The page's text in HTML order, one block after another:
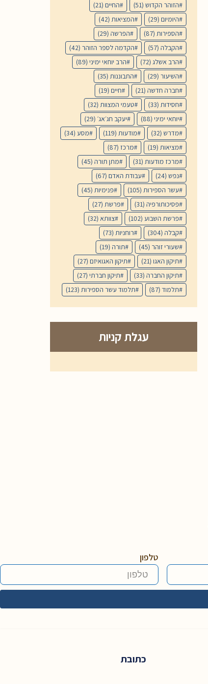
הזוהר הקדוש (51) החיים (21)
היומיום (29) המציאות (42)
הספירות (87) הפרשה (29)
הקבלה (57) הקדמה לספר הזוהר (42)
הרב אשלג (72) הרב יוחאי ימיני (89)
השיעור (29) התבוננות (35)
חברה חדשה (21) חיים (19)
חסידות (33) טעמי המצוות (32)
יוחאי ימיני (88) יעקב חג׳אג׳ (29)
מדרש (32) מודעות (119) מסע (34)
מציאות (19) מרכז (87)
מרכז מודעות (31) מתן תורה (45)
נפש (24) עבודת האדם (67)
עשר הספירות (105) פנימיות (45)
פסיכותורפיה (31) פרשת (27)
פרשת השבוע (102) צוותא (32)
קבלה (304) רוחניות (73)
שעורי זוהר (45) תורה (19)
תיקון האגו (21) תיקון האגואיזם (27)
תיקון החברה (33) תיקון חברתי (27)
תלמוד (87) תלמוד עשר הספירות (123)
עגלת קניות
טלפון
כתובת